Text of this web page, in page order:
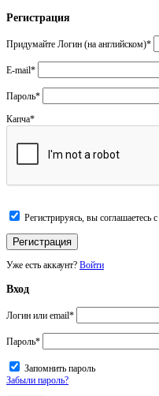
Регистрация
Придумайте Логин (на английском)*
E-mail*
Пароль*
Капча*
Регистрируясь, вы соглашаетесь с
Уже есть аккаунт? Войти
Вход
Логин или email*
Пароль*
Запомнить пароль
Забыли пароль?